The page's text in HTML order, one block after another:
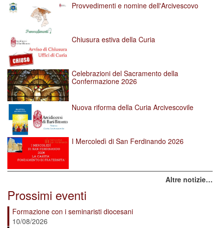
Provvedimenti e nomine dell'Arcivescovo
Chiusura estiva della Curia
Celebrazioni del Sacramento della
Confermazione 2026
Nuova riforma della Curia Arcivescovile
I Mercoledì di San Ferdinando 2026
Altre notizie…
Prossimi eventi
Formazione con i seminaristi diocesani
10/08/2026